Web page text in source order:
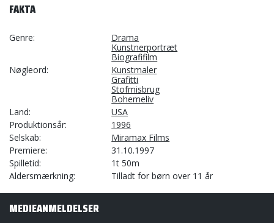
FAKTA
Genre
Drama
Kunstnerportræt
Biografifilm
Nøgleord
Kunstmaler
Grafitti
Stofmisbrug
Bohemeliv
Land
USA
Produktionsår
1996
Selskab
Miramax Films
Premiere
31.10.1997
Spilletid
1t 50m
Aldersmærkning
Tilladt for børn over 11 år
MEDIEANMELDELSER